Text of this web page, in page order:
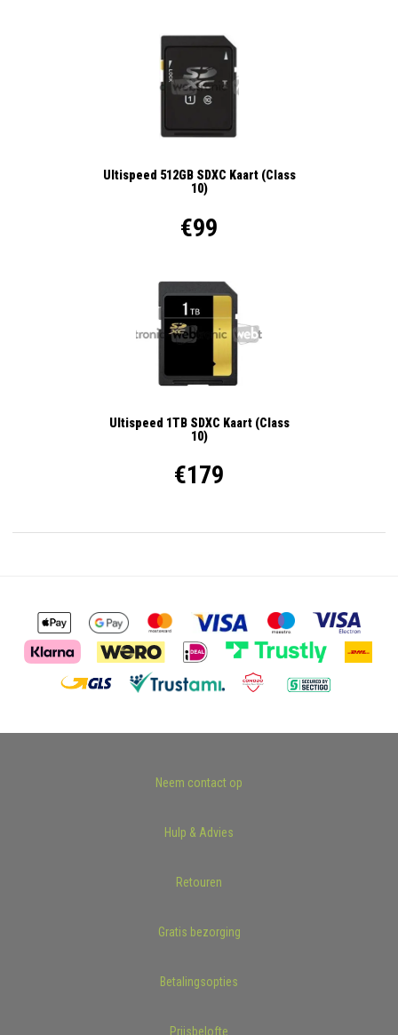
Ultispeed 512GB SDXC Kaart (Class
10)
€99
Ultispeed 1TB SDXC Kaart (Class
10)
€179
Neem contact op
Hulp & Advies
Retouren
Gratis bezorging
Betalingsopties
Prijsbelofte